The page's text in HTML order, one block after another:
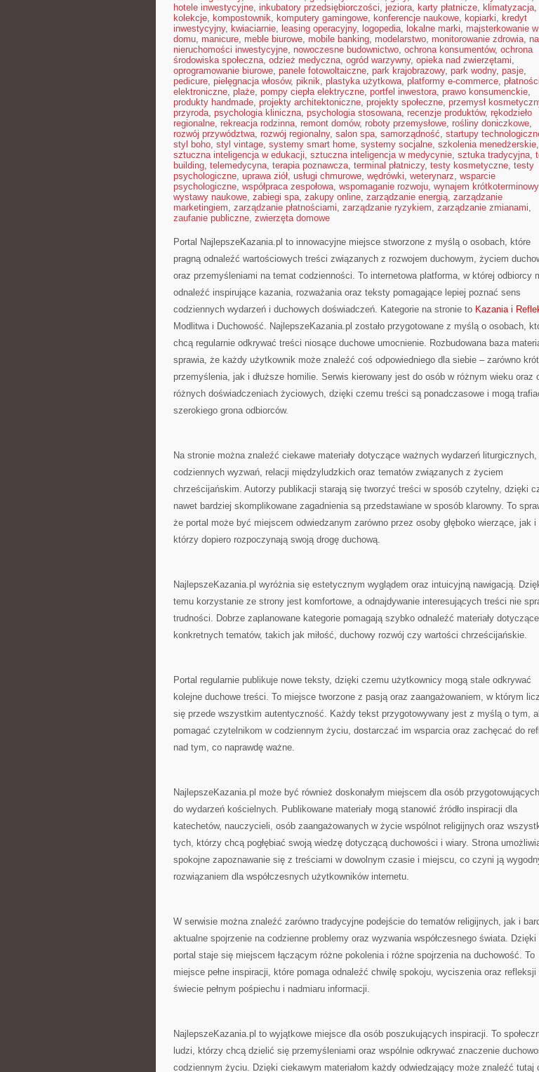
hotele inwestycyjne, inkubatory przedsiębiorczości, jeziora, karty płatnicze, klimatyzacja,
kolekcje, kompostownik, komputery gamingowe, konferencje naukowe, kopiarki, kredyt
inwestycyjny, kwiaciarnie, leasing operacyjny, logopedia, lokalne marki, majsterkowanie w
domu, manicure, meble biurowe, mobile banking, modelarstwo, monitorowanie zdrowia,
nieruchomości inwestycyjne, nowoczesne budownictwo, ochrona konsumentów, ochrona
środowiska społeczna, odzież medyczna, ogród warzywny, opieka nad zwierzętami,
oprogramowanie biurowe, panele fotowoltaiczne, park krajobrazowy, park wodny, pasje,
pedicure, pielęgnacja włosów, piknik, plastyka użytkowa, platformy e-commerce, płatności
elektroniczne, plaże, pompy ciepła elektryczne, portfel inwestora, prawo konsumenckie,
produkty handmade, projekty architektoniczne, projekty społeczne, przemysł
przyroda, psychologia kliniczna, psychologia stosowana, recenzje produktów, rękodzieło
regionalne, rekreacja rodzinna, remont domów, roboty przemysłowe, rośliny doniczkowe,
rozwój przywództwa, rozwój regionalny, salon spa, samorządność, startupy
styl boho, styl vintage, systemy smart home, systemy socjalne, szkolenia menedżerskie,
sztuczna inteligencja w edukacji, sztuczna inteligencja w medycynie, sztuka tradycyjna,
building, telemedycyna, terapia poznawcza, terminal płatniczy, testy kosmetyczne, testy
psychologiczne, uprawa ziół, usługi chmurowe, wędrówki, weterynarz, wsparcie
psychologiczne, współpraca zespołowa, wspomaganie rozwoju, wynajem krótkoterminowy
wystawy naukowe, zabiegi spa, zakupy online, zarządzanie energią, zarządzanie
marketingiem, zarządzanie płatnościami, zarządzanie ryzykiem, zarządzanie zmianami,
zaufanie publiczne, zwierzęta domowe
Portal NajlepszeKazania.pl to innowacyjne miejsce stworzone z myślą o osobach, które
pragną odnaleźć wartościowych treści związanych z rozwojem duchowym, życiem
oraz przemyśleniami na temat codzienności. To internetowa platforma, w której odbiorcy
odnaleźć inspirujące kazania, rozważania oraz teksty pomagające lepiej poznać sens
codziennych wydarzeń i duchowych doświadczeń. Kategorie na stronie to Kazania i
Modlitwa i Duchowość. NajlepszeKazania.pl zostało przygotowane z myślą o osobach,
chcą regularnie odkrywać treści niosące duchowe umocnienie. Rozbudowana baza
sprawia, że każdy użytkownik może znaleźć coś odpowiedniego dla siebie – zarówno
przemyślenia, jak i dłuższe homilie. Serwis kierowany jest do osób w różnym wieku oraz
różnych doświadczeniach życiowych, dzięki czemu treści są ponadczasowe i mogą
szerokiego grona odbiorców.
Na stronie można znaleźć ciekawe materiały dotyczące ważnych wydarzeń liturgicznych,
codziennych wyzwań, relacji międzyludzkich oraz tematów związanych z życiem
chrześcijańskim. Autorzy publikacji starają się tworzyć treści w sposób czytelny, dzięki
nawet bardziej skomplikowane zagadnienia są przedstawiane w sposób klarowny. To
że portal może być miejscem odwiedzanym zarówno przez osoby głęboko wierzące, jak i
którzy dopiero rozpoczynają swoją drogę duchową.
NajlepszeKazania.pl wyróżnia się estetycznym wyglądem oraz intuicyjną nawigacją.
temu korzystanie ze strony jest komfortowe, a odnajdywanie interesujących treści nie
trudności. Dobrze zaplanowane kategorie pomagają szybko odnaleźć materiały dotyczące
konkretnych tematów, takich jak miłość, duchowy rozwój czy wartości chrześcijańskie.
Portal regularnie publikuje nowe teksty, dzięki czemu użytkownicy mogą stale odkrywać
kolejne duchowe treści. To miejsce tworzone z pasją oraz zaangażowaniem, w którym
się przede wszystkim autentyczność. Każdy tekst przygotowywany jest z myślą o tym,
pomagać czytelnikom w codziennym życiu, dostarczać im wsparcia oraz zachęcać do
nad tym, co naprawdę ważne.
NajlepszeKazania.pl może być również doskonałym miejscem dla osób
do wydarzeń kościelnych. Publikowane materiały mogą stanowić źródło inspiracji dla
katechetów, nauczycieli, osób zaangażowanych w życie wspólnot religijnych oraz
tych, którzy chcą pogłębiać swoją wiedzę dotyczącą duchowości i wiary. Strona
spokojne zapoznawanie się z treściami w dowolnym czasie i miejscu, co czyni ją
rozwiązaniem dla współczesnych użytkowników internetu.
W serwisie można znaleźć zarówno tradycyjne podejście do tematów religijnych, jak i
aktualne spojrzenie na codzienne problemy oraz wyzwania współczesnego świata. Dzięki
portal staje się miejscem łączącym różne pokolenia i różne spojrzenia na duchowość. To
miejsce pełne inspiracji, które pomaga odnaleźć chwilę spokoju, wyciszenia oraz refleksji
świecie pełnym pośpiechu i nadmiaru informacji.
NajlepszeKazania.pl to wyjątkowe miejsce dla osób poszukujących inspiracji. To
ludzi, którzy chcą dzielić się przemyśleniami oraz wspólnie odkrywać znaczenie
codziennym życiu. Dzięki ciekawym materiałom każdy odwiedzający może znaleźć tutaj